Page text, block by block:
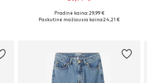
Yra daugybė dydžių
Pradinė kaina: 29,99 €
Paskutinė mažiausia kaina:24,21 €